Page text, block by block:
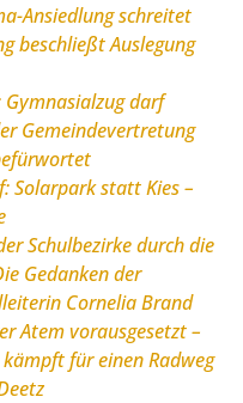
Ansiedlung schreitet
beschließt Auslegung
Gymnasialzug darf
Gemeindevertretung
Solarpark statt Kies –
Schulbezirke durch die
Gedanken der
Cornelia Brand
Atem vorausgesetzt –
für einen Radweg